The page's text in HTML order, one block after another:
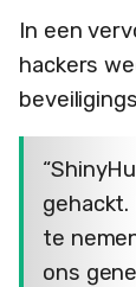
In een
hackers
te
ons